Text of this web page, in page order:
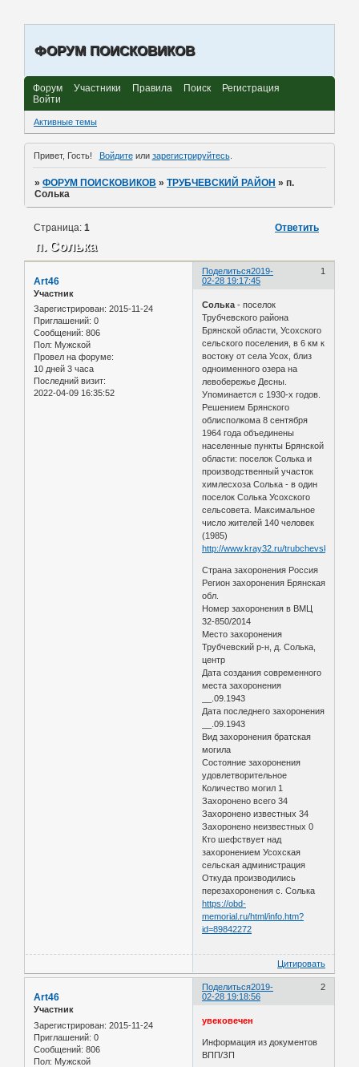
ФОРУМ ПОИСКОВИКОВ
Форум Участники Правила Поиск
Регистрация
Войти
Активные темы
Привет, Гость! Войдитеили зарегистрируйтесь.
»ФОРУМ ПОИСКОВИКОВ »ТРУБЧЕВСКИЙ РАЙОН »п.
Солька
п. Солька
Страница:1 Ответить
Поделиться 1
2019-
02-28 19:17:45
Art46
Участник
Зарегистрирован: 2015-11-24
Приглашений: 0
Сообщений: 806
Пол: Мужской
Провел на форуме:
10 дней 3 часа
Последний визит:
2022-04-09 16:35:52
Солька - поселок
Трубчевского района
Брянской области, Усохского
сельского поселения, в 6 км к
востоку от села Усох, близ
одноименного озера на
левобережье Десны.
Упоминается с 1930-х годов.
Решением Брянского
облисполкома 8 сентября
1964 года объединены
населенные пункты Брянской
области: поселок Солька и
производственный участок
химлесхоза Солька - в один
поселок Солька Усохского
сельсовета. Максимальное
число жителей 140 человек
(1985)
http://www.kray32.ru/
Страна захоронения Россия
Регион захоронения Брянская
обл.
Номер захоронения в ВМЦ
32-850/2014
Место захоронения
Трубчевский р-н, д. Солька,
центр
Дата создания современного
места захоронения
__.09.1943
Дата последнего захоронения
__.09.1943
Вид захоронения братская
могила
Состояние захоронения
удовлетворительное
Количество могил 1
Захоронено всего 34
Захоронено известных 34
Захоронено неизвестных 0
Кто шефствует над
захоронением Усохская
сельская администрация
Откуда производились
перезахоронения с. Солька
https://obd-
memorial.ru/html/info.htm?
id=89842272
Цитировать
Поделиться 2
2019-
02-28 19:18:56
Art46
Участник
Зарегистрирован: 2015-11-24
Приглашений: 0
Сообщений: 806
Пол: Мужской
увековечен
Информация из документов
ВПП/ЗП